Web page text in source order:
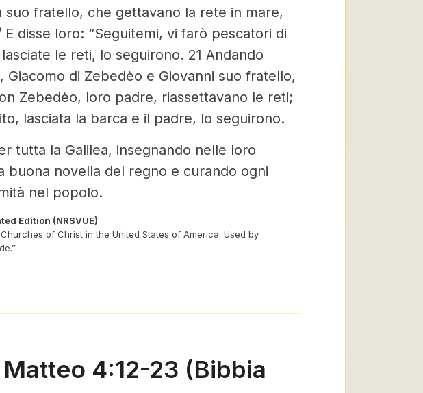
suo fratello, che gettavano la rete in mare,
E disse loro: “Seguitemi, vi farò pescatori di
le reti, lo seguirono. 21 Andando
di Zebedèo e Giovanni suo fratello,
Zebedèo, loro padre, riassettavano le reti;
lasciata la barca e il padre, lo seguirono.
tutta la Galilea, insegnando nelle loro
buona novella del regno e curando ogni
nel popolo.
Edition (NRSVUE)
of Christ in the United States of America. Used by
4:12-23 (Bibbia